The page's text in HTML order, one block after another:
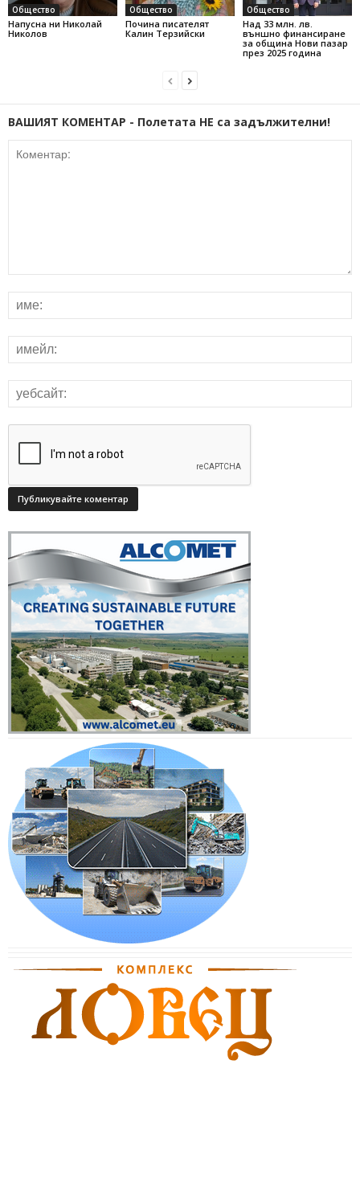
Общество
Напусна ни Николай
Николов
Общество
Почина писателят
Калин Терзийски
Общество
Над 33 млн. лв.
външно финансиране
за община Нови пазар
през 2025 година
ВАШИЯТ КОМЕНТАР - Полетата НЕ са задължителни!